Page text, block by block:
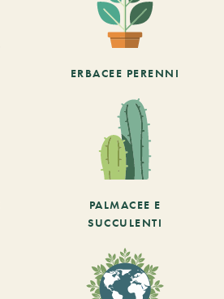
ERBACEE PERENNI
PALMACEE E
SUCCULENTI